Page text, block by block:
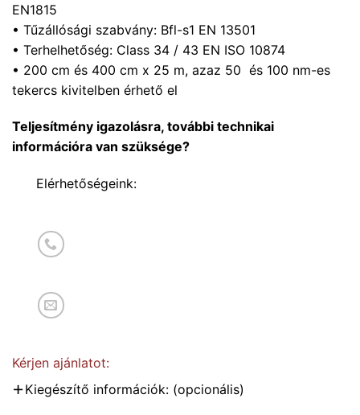
EN1815
• Tűzállósági szabvány: Bfl-s1 EN 13501
• Terhelhetőség: Class 34 / 43 EN ISO 10874
• 200 cm és 400 cm x 25 m, azaz 50 és 100 nm-es
tekercs kivitelben érhető el
Teljesítmény igazolásra, további technikai
információra van szüksége?
Elérhetőségeink:
Kérjen ajánlatot:
Kiegészítő információk: (opcionális)